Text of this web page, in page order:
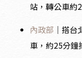
站，轉公車約
內政部 ｜搭
車，約25分鐘